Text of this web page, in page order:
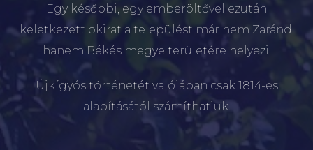
Egy későbbi, egy emberöltővel ezután
keletkezett okirat a települést már nem Zaránd,
hanem Békés megye területére helyezi.
Újkígyós történetét valójában csak 1814-es
alapításától számíthatjuk.